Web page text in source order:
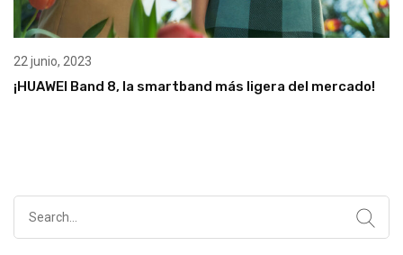
22 junio, 2023
¡HUAWEI Band 8, la smartband más ligera del mercado!